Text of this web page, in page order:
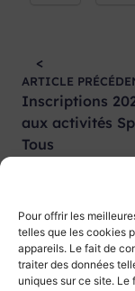
Pour offrir les
telles que les cookies
appareils. Le fait de
traiter des données
uniques sur ce site. Le
de
l’article
<
ARTICLE
Inscriptions
aux activités
Tous